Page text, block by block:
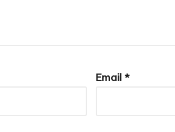
Email *